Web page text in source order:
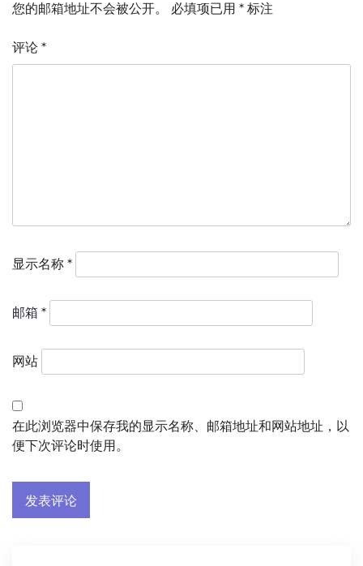
您的邮箱地址不会被公开。 必填项已用 * 标注
评论 *
显示名称 *
邮箱 *
网站
在此浏览器中保存我的显示名称、邮箱地址和网站地址，以
便下次评论时使用。